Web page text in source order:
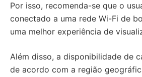
Por isso, recomenda-se que o
conectado a uma rede Wi-Fi de
uma melhor experiência de
Além disso, a disponibilidade de
de acordo com a região